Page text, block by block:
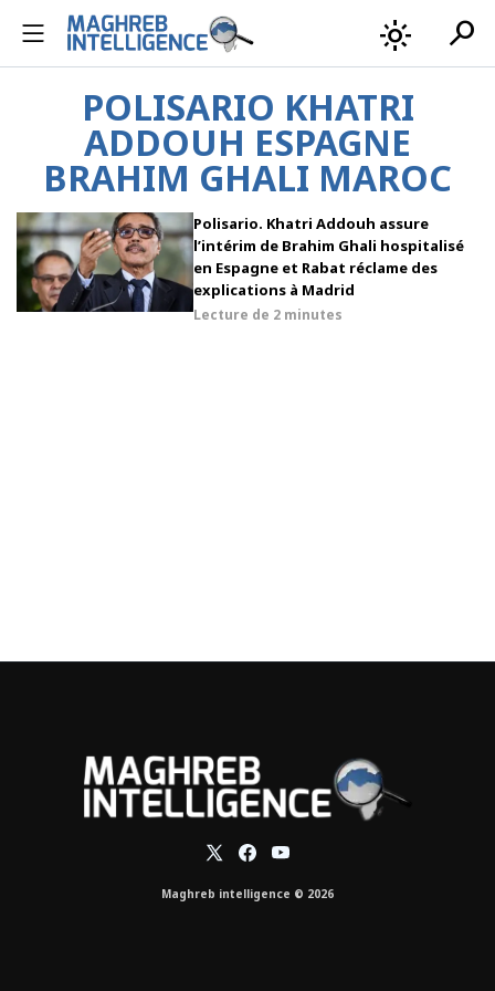
light_mode search
POLISARIO KHATRI
ADDOUH ESPAGNE
BRAHIM GHALI MAROC
Polisario. Khatri Addouh assure
l’intérim de Brahim Ghali hospitalisé
en Espagne et Rabat réclame des
explications à Madrid
Lecture de 2 minutes
Maghreb intelligence © 2026